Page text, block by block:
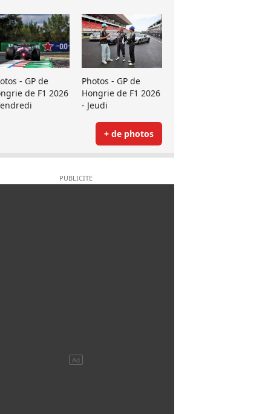
- GP de
de F1 2026
Photos - GP de
Hongrie de F1 2026
- Jeudi
+ de photos